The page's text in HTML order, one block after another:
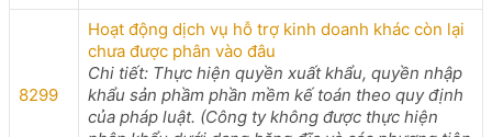
8299
Hoạt động dịch vụ hỗ trợ kinh doanh khác còn lại
chưa được phân vào đâu
Chi tiết: Thực hiện quyền xuất khẩu, quyền nhập
khẩu sản phầm phần mềm kế toán theo quy định
của pháp luật. (Công ty không được thực hiện